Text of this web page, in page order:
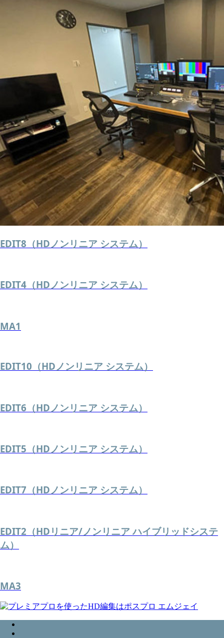
EDIT8（HDノンリニア システム）
EDIT4（HDノンリニア システム）
MA1
EDIT10（HDノンリニア システム）
EDIT6（HDノンリニア システム）
EDIT5（HDノンリニア システム）
EDIT7（HDノンリニア システム）
EDIT2（HDリニア/ノンリニア ハイブリッドシステ
ム）
MA3